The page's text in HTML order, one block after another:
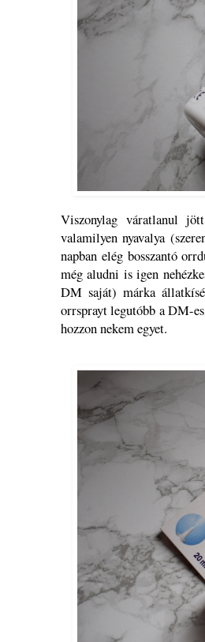
Viszonylag váratlanul
valamilyen nyavalya
napban elég bosszantó
még aludni is igen
DM saját) márka
orrsprayt legutóbb a DM-
hozzon nekem egyet.